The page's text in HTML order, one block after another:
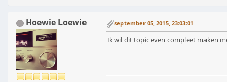
Hoewie Loewie september 05, 2015, 23:03:01
Ik wil dit topic even compleet maken